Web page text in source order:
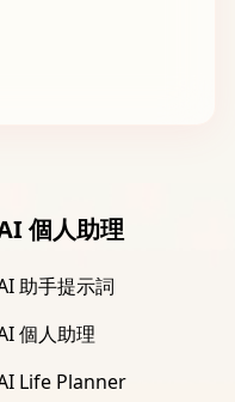
個人助理
助手提示詞
個人助理
Life Planner